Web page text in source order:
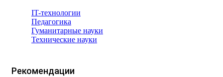
IT-технологии
Педагогика
Гуманитарные науки
Технические науки
Рекомендации